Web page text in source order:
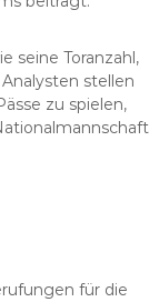
seine Toranzahl,
stellen
zu spielen,
für die